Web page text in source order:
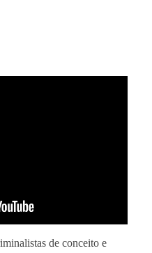
de conceito e